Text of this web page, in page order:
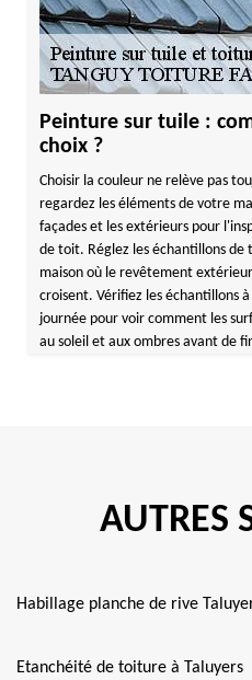
Peinture sur tuile :
choix ?
Choisir la couleur ne relève pas
regardez les éléments de votre
façades et les extérieurs pour
de toit. Réglez les échantillons
maison où le revêtement
croisent. Vérifiez les échantillons
journée pour voir comment les
au soleil et aux ombres avant de
AUTRES
Habillage planche de rive
Etanchéité de toiture à Taluyers